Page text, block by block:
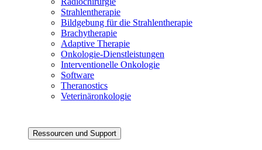
Strahlentherapie
Bildgebung für die Strahlentherapie
Brachytherapie
Adaptive Therapie
Onkologie-Dienstleistungen
Interventionelle Onkologie
Software
Theranostics
Veterinäronkologie
Ressourcen und Support